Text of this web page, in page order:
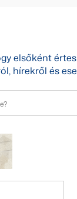
elsőként
hírekről és